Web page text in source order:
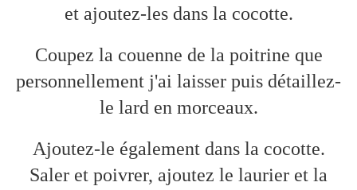
et ajoutez-les dans la cocotte.
Coupez la couenne de la poitrine que
personnellement j'ai laisser puis détaillez-
le lard en morceaux.
Ajoutez-le également dans la cocotte.
Saler et poivrer, ajoutez le laurier et la